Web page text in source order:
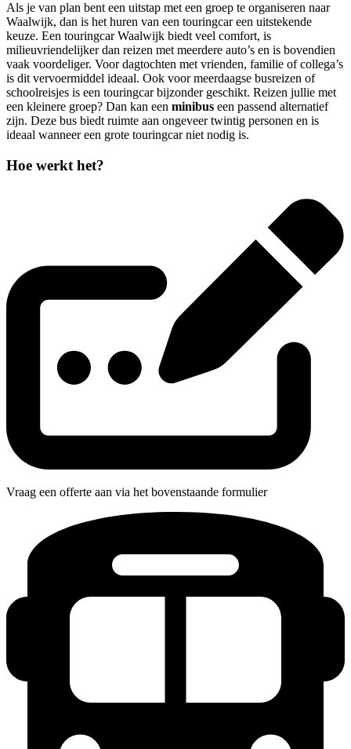
Als je van plan bent een uitstap met een groep te organiseren naar
Waalwijk, dan is het huren van een touringcar een uitstekende
keuze. Een touringcar Waalwijk biedt veel comfort, is
milieuvriendelijker dan reizen met meerdere auto’s en is bovendien
vaak voordeliger. Voor dagtochten met vrienden, familie of collega’s
is dit vervoermiddel ideaal. Ook voor meerdaagse busreizen of
schoolreisjes is een touringcar bijzonder geschikt. Reizen jullie met
een kleinere groep? Dan kan een minibus een passend alternatief
zijn. Deze bus biedt ruimte aan ongeveer twintig personen en is
ideaal wanneer een grote touringcar niet nodig is.
Hoe werkt het?
Vraag een offerte aan via het bovenstaande formulier